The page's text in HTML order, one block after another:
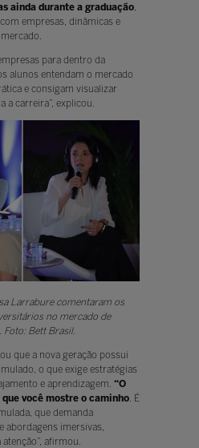
ainda durante a graduação,
empresas, dinâmicas e
para dentro da
alunos entendam o mercado
e consigam visualizar
a carreira”, explicou.
Larrabure comentaram os
no mercado de
Foto: Bett Brasil.
que a nova geração possui
o que exige estratégias
e aprendizagem. “O
você mostre o caminho. É
que demanda
abordagens imersivas,
afirmou.